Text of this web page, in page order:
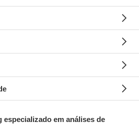
especializado em análises de